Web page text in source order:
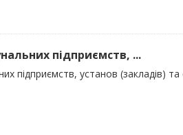
підприємств, ...
підприємств, установ (закладів) та